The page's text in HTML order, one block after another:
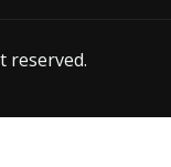
reserved.